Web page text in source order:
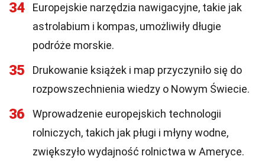
34
Europejskie narzędzia nawigacyjne, takie jak
astrolabium i kompas, umożliwiły długie
podróże morskie.
35
Drukowanie książek i map przyczyniło się do
rozpowszechnienia wiedzy o Nowym Świecie.
36
Wprowadzenie europejskich technologii
rolniczych, takich jak pługi i młyny wodne,
zwiększyło wydajność rolnictwa w Ameryce.